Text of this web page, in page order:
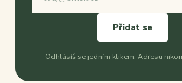
Přidat se
Odhlásíš se jedním klikem. Adresu